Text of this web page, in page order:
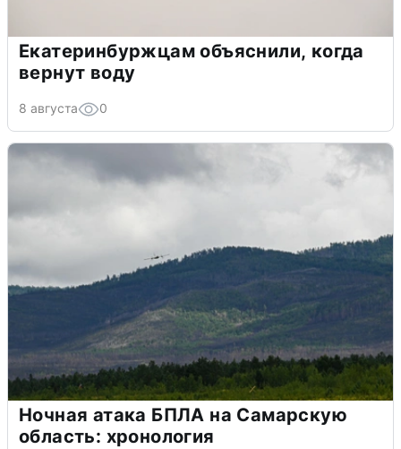
Екатеринбуржцам объяснили, когда
вернут воду
8 августа 0
Ночная атака БПЛА на Самарскую
область: хронология